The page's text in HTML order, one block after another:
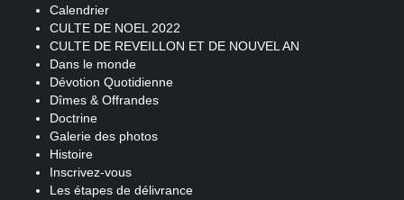
Calendrier
CULTE DE NOEL 2022
CULTE DE REVEILLON ET DE NOUVEL AN
Dans le monde
Dévotion Quotidienne
Dîmes & Offrandes
Doctrine
Galerie des photos
Histoire
Inscrivez-vous
Les étapes de délivrance